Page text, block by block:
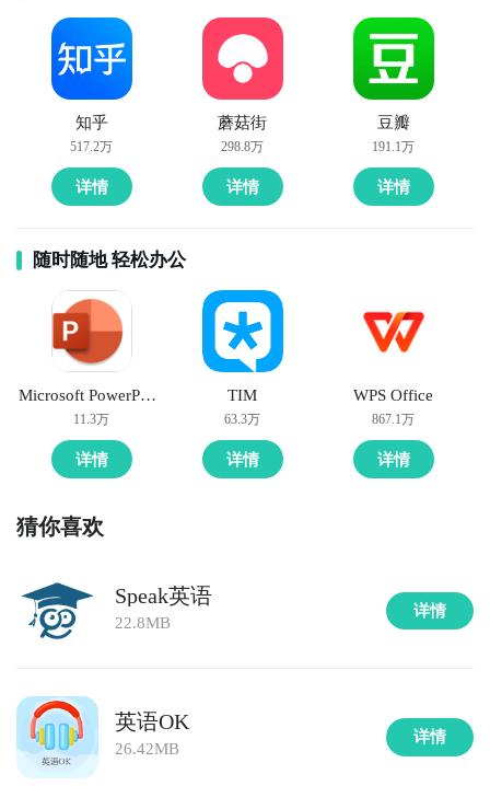
知乎
517.2万
详情
蘑菇街
298.8万
详情
豆瓣
191.1万
详情
随时随地 轻松办公
Microsoft PowerPoint
11.3万
详情
TIM
63.3万
详情
WPS Office
867.1万
详情
猜你喜欢
Speak英语
22.8MB
详情
英语OK
26.42MB
详情